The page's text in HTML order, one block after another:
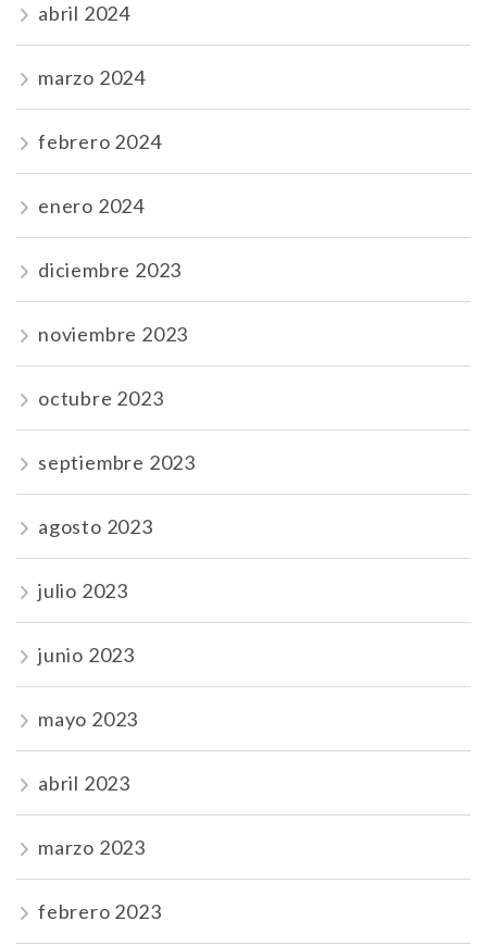
abril 2024
marzo 2024
febrero 2024
enero 2024
diciembre 2023
noviembre 2023
octubre 2023
septiembre 2023
agosto 2023
julio 2023
junio 2023
mayo 2023
abril 2023
marzo 2023
febrero 2023